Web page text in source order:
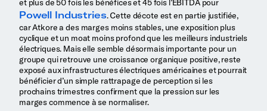
et plus de 50 fois les bénéfices et 45 fois l’EBITDA pour
Powell Industries. Cette décote est en partie justifiée,
car Atkore a des marges moins stables, une exposition plus
cyclique et un moat moins profond que les meilleurs industriels
électriques. Mais elle semble désormais importante pour un
groupe qui retrouve une croissance organique positive, reste
exposé aux infrastructures électriques américaines et pourrait
bénéficier d’un simple rattrapage de perception si les
prochains trimestres confirment que la pression sur les
marges commence à se normaliser.